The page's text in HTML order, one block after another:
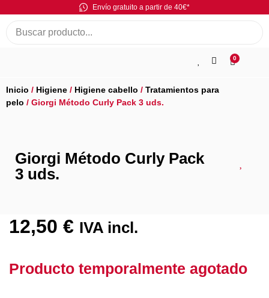
Envío gratuito a partir de 40€*
0
Inicio / Higiene / Higiene cabello / Tratamientos para
pelo / Giorgi Método Curly Pack 3 uds.
Giorgi Método Curly Pack
3 uds.
12,50 € IVA incl.
Producto temporalmente agotado